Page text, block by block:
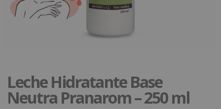
Leche Hidratante Base
Neutra Pranarom – 250 ml